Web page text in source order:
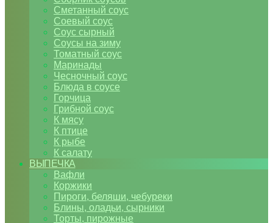
Сметанный соус
Соевый соус
Соус сырный
Соусы на зиму
Томатный соус
Маринады
Чесночный соус
Блюда в соусе
Горчица
Грибной соус
К мясу
К птице
К рыбе
К салату
ВЫПЕЧКА
Вафли
Коржики
Пироги, беляши, чебуреки
Блины, оладьи, сырники
Торты, пирожные